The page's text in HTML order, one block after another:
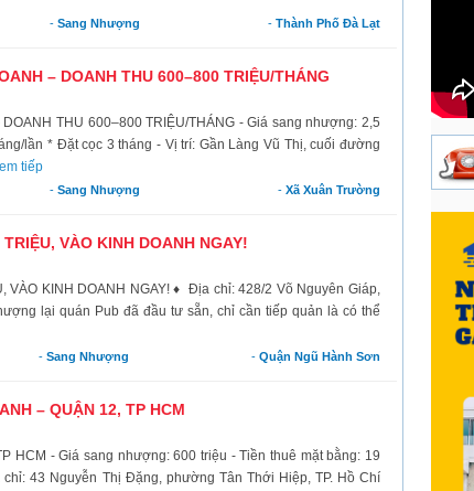
- Sang Nhượng - Thành Phố Đà Lạt
– DOANH THU 600–800 TRIỆU/THÁNG
THU 600–800 TRIỆU/THÁNG - Giá sang nhượng: 2,5
lần * Đặt cọc 3 tháng - Vị trí: Gần Làng Vũ Thị, cuối đường
tiếp
-Sang Nhượng - Xã Xuân Trường
VÀO KINH DOANH NGAY!
KINH DOANH NGAY! ♦ Địa chỉ: 428/2 Võ Nguyên Giáp,
lại quán Pub đã đầu tư sẵn, chỉ cần tiếp quản là có thể
- Sang Nhượng - Quận Ngũ Hành Sơn
– QUẬN 12, TP HCM
HCM - Giá sang nhượng: 600 triệu - Tiền thuê mặt bằng: 19
43 Nguyễn Thị Đặng, phường Tân Thới Hiệp, TP. Hồ Chí